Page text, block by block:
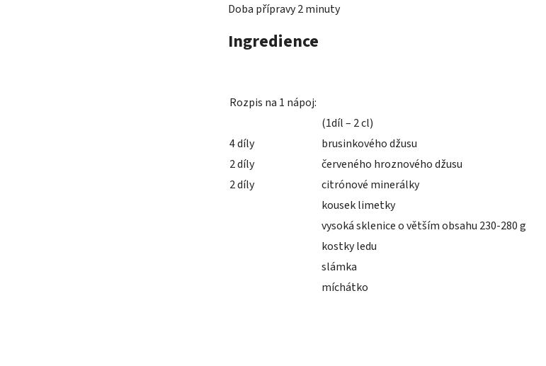
Doba přípravy 2 minuty
Ingredience
Rozpis na 1 nápoj:
(1díl – 2 cl)
4 díly
brusinkového džusu
2 díly
červeného hroznového džusu
2 díly
citrónové minerálky
kousek limetky
vysoká sklenice o větším obsahu 230-280 g
kostky ledu
slámka
míchátko